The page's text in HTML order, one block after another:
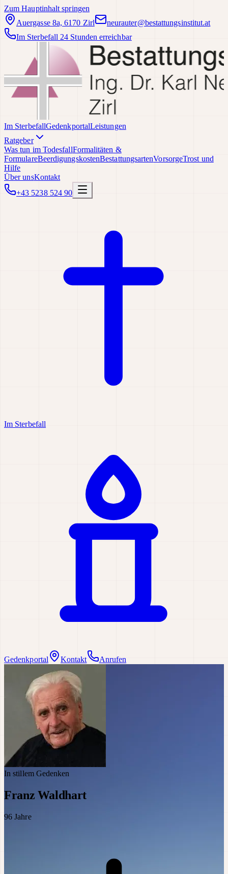
Zum Hauptinhalt springen
Auergasse 8a, 6170 Zirl
neurauter@bestattungsinstitut.at
Im Sterbefall 24 Stunden erreichbar
Im SterbefallGedenkportalLeistungen
Ratgeber
Was tun im TodesfallFormalitäten &
FormulareBeerdigungskostenBestattungsartenVorsorgeTrost und
Hilfe
Über unsKontakt
+43 5238 524 90
Im Sterbefall
Gedenkportal Kontakt Anrufen
In stillem Gedenken
Franz Waldhart
96 Jahre